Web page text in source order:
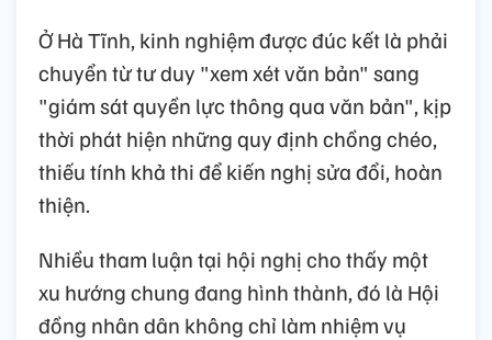
Ở Hà Tĩnh, kinh nghiệm được đúc kết là phải
chuyển từ tư duy "xem xét văn bản" sang
"giám sát quyền lực thông qua văn bản", kịp
thời phát hiện những quy định chồng chéo,
thiếu tính khả thi để kiến nghị sửa đổi, hoàn
thiện.
Nhiều tham luận tại hội nghị cho thấy một
xu hướng chung đang hình thành, đó là Hội
đồng nhân dân không chỉ làm nhiệm vụ